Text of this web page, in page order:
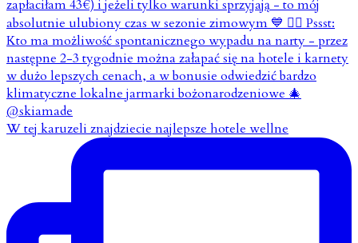
W tej karuzeli znajdziecie najlepsze hotele wellne